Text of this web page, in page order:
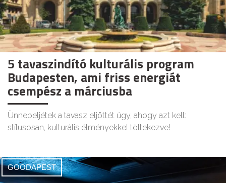
5 tavaszindító kulturális program
Budapesten, ami friss energiát
csempész a márciusba
Ünnepeljétek a tavasz eljöttét úgy, ahogy azt kell:
stílusosan, kulturális élményekkel töltekezve!
GOODAPEST